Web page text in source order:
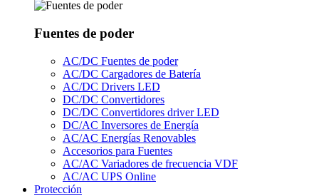
Fuentes de poder
AC/DC Fuentes de poder
AC/DC Cargadores de Batería
AC/DC Drivers LED
DC/DC Convertidores
DC/DC Convertidores driver LED
DC/AC Inversores de Energía
AC/AC Energías Renovables
Accesorios para Fuentes
AC/AC Variadores de frecuencia VDF
AC/AC UPS Online
Protección